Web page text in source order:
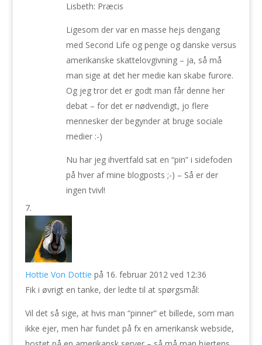
Lisbeth: Præcis
Ligesom der var en masse hejs dengang
med Second Life og penge og danske versus
amerikanske skattelovgivning – ja, så må
man sige at det her medie kan skabe furore.
Og jeg tror det er godt man får denne her
debat – for det er nødvendigt, jo flere
mennesker der begynder at bruge sociale
medier :-)
Nu har jeg ihvertfald sat en “pin” i sidefoden
på hver af mine blogposts ;-) – Så er der
ingen tvivl!
Hottie Von Dottie på 16. februar 2012 ved 12:36
Fik i øvrigt en tanke, der ledte til at spørgsmål:
Vil det så sige, at hvis man “pinner” et billede, som man
ikke ejer, men har fundet på fx en amerikansk webside,